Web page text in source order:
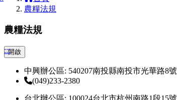
農糧法規
農糧法規
:::開啟
中興辦公區: 540207南投縣南投市光華路8號
(049)233-2380